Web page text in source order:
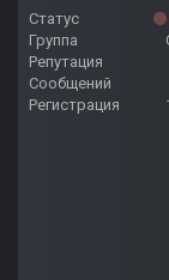
Статус
Группа
Репутация
Сообщений
Регистрация